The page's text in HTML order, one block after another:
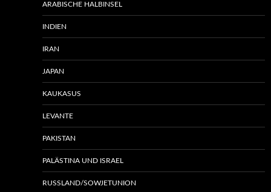
ARABISCHE HALBINSEL
INDIEN
IRAN
JAPAN
KAUKASUS
LEVANTE
PAKISTAN
PALÄSTINA UND ISRAEL
RUSSLAND/SOWJETUNION